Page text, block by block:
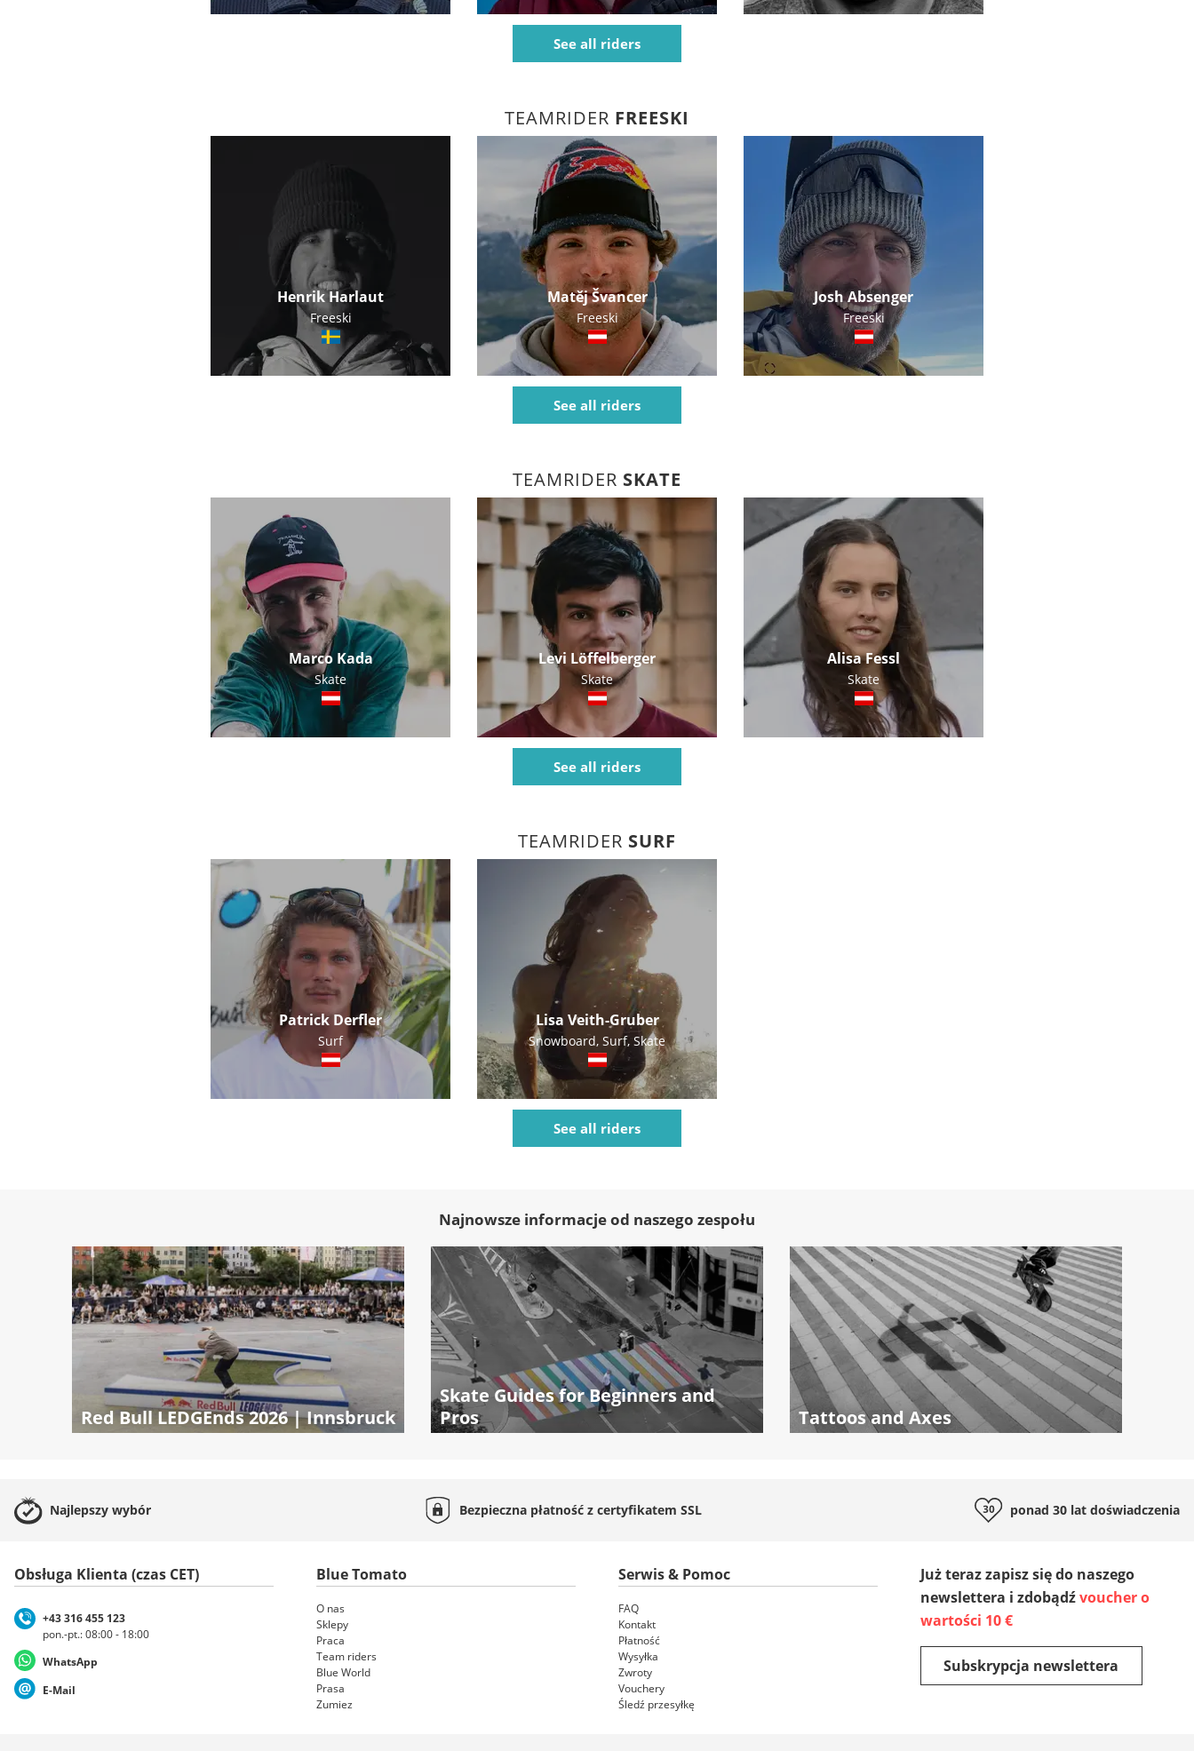
See all riders
TEAMRIDER FREESKI
Henrik Harlaut
Freeski
Matěj Švancer
Freeski
Josh Absenger
Freeski
See all riders
TEAMRIDER SKATE
Marco Kada
Skate
Levi Löffelberger
Skate
Alisa Fessl
Skate
See all riders
TEAMRIDER SURF
Patrick Derfler
Surf
Lisa Veith-Gruber
Snowboard, Surf, Skate
See all riders
Najnowsze informacje od naszego zespołu
Red Bull LEDGEnds 2026 | Innsbruck
Skate Guides for Beginners and
Pros
Tattoos and Axes
Najlepszy wybór Bezpieczna płatność z certyfikatem SSL ponad 30 lat doświadczenia
Obsługa Klienta (czas CET)
+43 316 455 123
pon.-pt.: 08:00 - 18:00
WhatsApp
E-Mail
Blue Tomato
O nas
Sklepy
Praca
Team riders
Blue World
Prasa
Zumiez
Serwis & Pomoc
FAQ
Kontakt
Płatność
Wysyłka
Zwroty
Vouchery
Śledź przesyłkę
Już teraz zapisz się do naszego
newslettera i zdobądźvoucher o
wartości 10 €
Subskrypcja newslettera